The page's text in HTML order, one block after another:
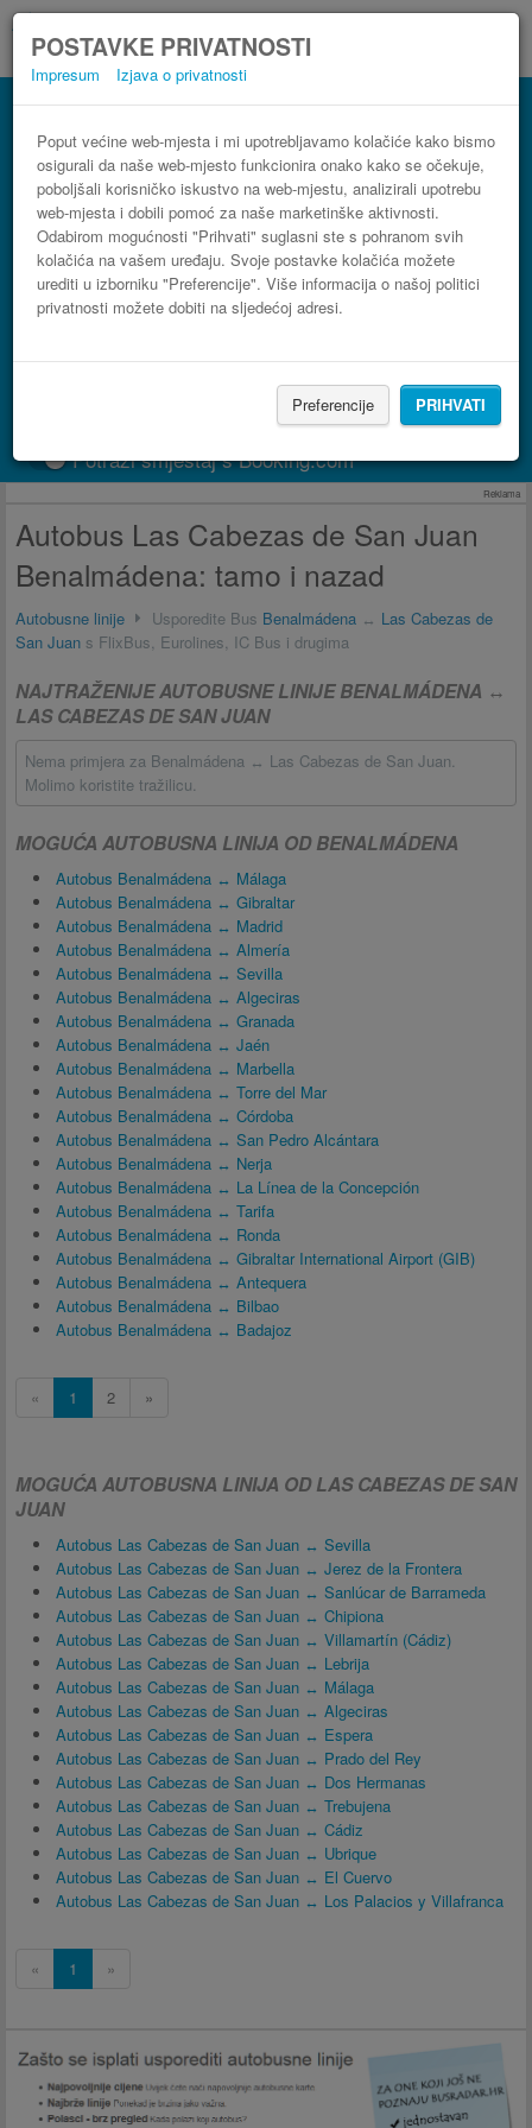
POSTAVKE PRIVATNOSTI
Impresum Izjava o privatnosti
Poput većine web-mjesta i mi upotrebljavamo kolačiće kako bismo
osigurali da naše web-mjesto funkcionira onako kako se očekuje,
poboljšali korisničko iskustvo na web-mjestu, analizirali upotrebu
web-mjesta i dobili pomoć za naše marketinške aktivnosti.
Odabirom mogućnosti "Prihvati" suglasni ste s pohranom svih
kolačića na vašem uređaju. Svoje postavke kolačića možete
urediti u izborniku "Preferencije". Više informacija o našoj politici
privatnosti možete dobiti na sljedećoj adresi.
Preferencije PRIHVATI
Autobus Benalmádena Las Cabezas de
San Juan
3 koraka do najpovoljnije autobusne karte
PRONAĐI LINIJU
Potraži smještaj s Booking.com
Reklama
Autobus Las Cabezas de San Juan
Benalmádena: tamo i nazad
Autobusne linije Usporedite Bus Benalmádena ↔ Las Cabezas de
San Juan s FlixBus, Eurolines, IC Bus i drugima
NAJTRAŽENIJE AUTOBUSNE LINIJE BENALMÁDENA ↔
LAS CABEZAS DE SAN JUAN
Nema primjera za Benalmádena ↔ Las Cabezas de San Juan.
Molimo koristite tražilicu.
MOGUĆA AUTOBUSNA LINIJA OD BENALMÁDENA
Autobus Benalmádena ↔ Málaga
Autobus Benalmádena ↔ Gibraltar
Autobus Benalmádena ↔ Madrid
Autobus Benalmádena ↔ Almería
Autobus Benalmádena ↔ Sevilla
Autobus Benalmádena ↔ Algeciras
Autobus Benalmádena ↔ Granada
Autobus Benalmádena ↔ Jaén
Autobus Benalmádena ↔ Marbella
Autobus Benalmádena ↔ Torre del Mar
Autobus Benalmádena ↔ Córdoba
Autobus Benalmádena ↔ San Pedro Alcántara
Autobus Benalmádena ↔ Nerja
Autobus Benalmádena ↔ La Línea de la Concepción
Autobus Benalmádena ↔ Tarifa
Autobus Benalmádena ↔ Ronda
Autobus Benalmádena ↔ Gibraltar International Airport (GIB)
Autobus Benalmádena ↔ Antequera
Autobus Benalmádena ↔ Bilbao
Autobus Benalmádena ↔ Badajoz
« 1 2 »
MOGUĆA AUTOBUSNA LINIJA OD LAS CABEZAS DE SAN
JUAN
Autobus Las Cabezas de San Juan ↔ Sevilla
Autobus Las Cabezas de San Juan ↔ Jerez de la Frontera
Autobus Las Cabezas de San Juan ↔ Sanlúcar de Barrameda
Autobus Las Cabezas de San Juan ↔ Chipiona
Autobus Las Cabezas de San Juan ↔ Villamartín (Cádiz)
Autobus Las Cabezas de San Juan ↔ Lebrija
Autobus Las Cabezas de San Juan ↔ Málaga
Autobus Las Cabezas de San Juan ↔ Algeciras
Autobus Las Cabezas de San Juan ↔ Espera
Autobus Las Cabezas de San Juan ↔ Prado del Rey
Autobus Las Cabezas de San Juan ↔ Dos Hermanas
Autobus Las Cabezas de San Juan ↔ Trebujena
Autobus Las Cabezas de San Juan ↔ Cádiz
Autobus Las Cabezas de San Juan ↔ Ubrique
Autobus Las Cabezas de San Juan ↔ El Cuervo
Autobus Las Cabezas de San Juan ↔ Los Palacios y Villafranca
« 1 »